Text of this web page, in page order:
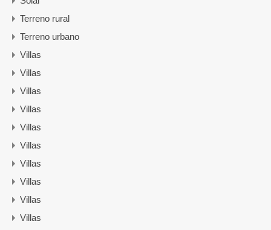
Terreno rural
Terreno urbano
Villas
Villas
Villas
Villas
Villas
Villas
Villas
Villas
Villas
Villas